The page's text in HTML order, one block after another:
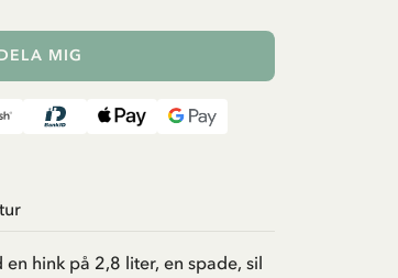
MIG
hink på 2,8 liter, en spade, sil